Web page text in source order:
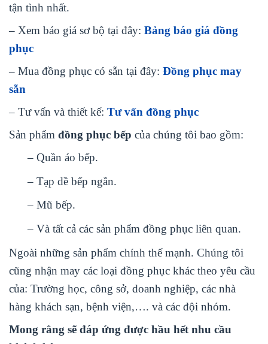
tận tình nhất.
– Xem báo giá sơ bộ tại đây: Bảng báo giá đồng
phục
– Mua đồng phục có sẵn tại đây: Đồng phục may
sẵn
– Tư vấn và thiết kế: Tư vấn đồng phục
Sản phẩm đồng phục bếp của chúng tôi bao gồm:
– Quần áo bếp.
– Tạp dề bếp ngắn.
– Mũ bếp.
– Và tất cả các sản phẩm đồng phục liên quan.
Ngoài những sản phẩm chính thế mạnh. Chúng tôi
cũng nhận may các loại đồng phục khác theo yêu cầu
của: Trường học, công sở, doanh nghiệp, các nhà
hàng khách sạn, bệnh viện,…. và các đội nhóm.
Mong rằng sẽ đáp ứng được hầu hết nhu cầu